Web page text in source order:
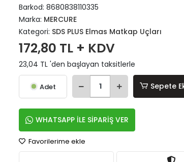
Barkod:8680838110335
Marka: MERCURE
Kategori: SDS PLUS Elmas Matkap Uçları
172,80 TL + KDV
23,04 TL 'den başlayan taksitlerle
Adet Sepete
WHATSAPP İLE SİPARİŞ VER
Favorilerime ekle